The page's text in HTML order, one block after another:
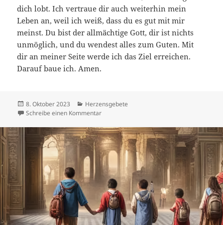
dich lobt. Ich vertraue dir auch weiterhin mein
Leben an, weil ich weiß, dass du es gut mit mir
meinst. Du bist der allmächtige Gott, dir ist nichts
unmöglich, und du wendest alles zum Guten. Mit
dir an meiner Seite werde ich das Ziel erreichen.
Darauf baue ich. Amen.
Veröffentlicht
am
8. Oktober 2023 Kategorien
Herzensgebete
Schreibe einen Kommentarzu Herzensgebet zu Apostelgeschichte